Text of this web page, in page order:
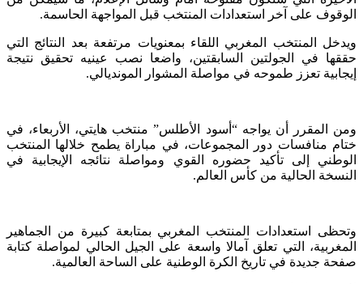
الوقوف على آخر استعدادات المنتخب قبل المواجهة الحاسمة.
ويدخل المنتخب المغربي اللقاء بمعنويات مرتفعة بعد النتائج التي
حققها في الجولتين السابقتين، واضعا نصب عينيه تحقيق نتيجة
إيجابية تعزز طموحه في مواصلة المشوار المونديالي.
ومن المقرر أن يواجه “أسود الأطلس” منتخب هايتي، الأربعاء، في
ختام منافسات دور المجموعات، في مباراة يطمح خلالها المنتخب
الوطني إلى تأكيد حضوره القوي ومواصلة نتائجه الإيجابية في
النسخة الحالية من كأس العالم.
وتحظى استعدادات المنتخب المغربي بمتابعة كبيرة من الجماهير
المغربية، التي تعلق آمالا واسعة على الجيل الحالي لمواصلة كتابة
صفحة جديدة في تاريخ الكرة الوطنية على الساحة العالمية.